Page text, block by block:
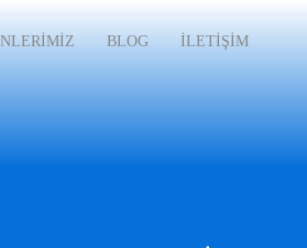
BLOG İLETİŞİM